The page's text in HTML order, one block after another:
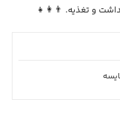
و تغذیه. 👨‍👩‍👧‍